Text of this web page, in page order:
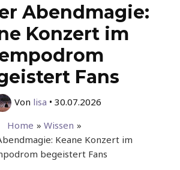
Abendmagie:
Konzert im
Fans
Von lisa • 30.07.2026
Home
Wissen
Keane Konzert im
begeistert Fans